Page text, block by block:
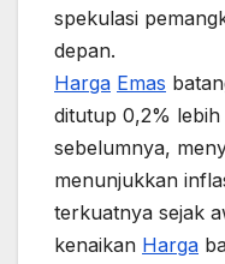
spekulasi
depan.
Harga Emas
ditutup 0,2% lebih
sebelumnya,
menunjukkan
terkuatnya sejak
kenaikan Harga